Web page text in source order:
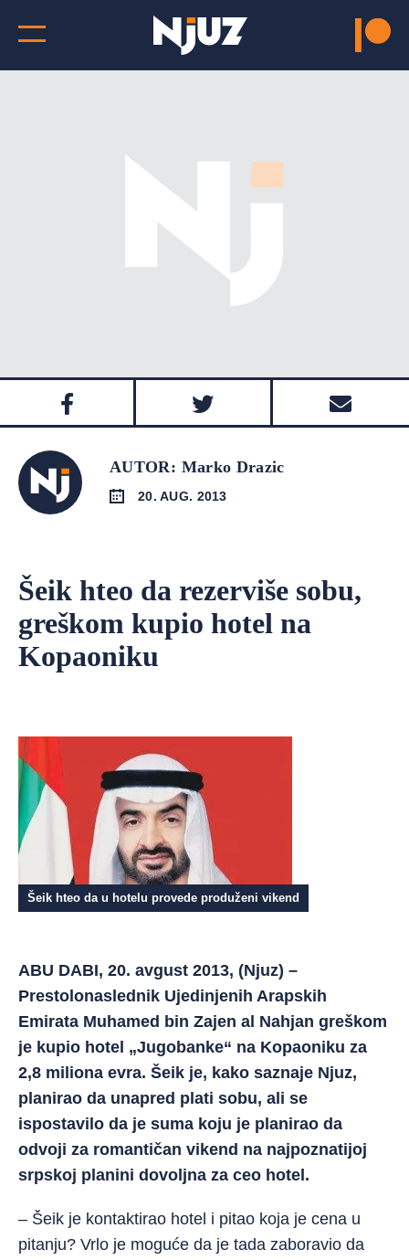
AUTOR: Marko Drazic
20. AUG. 2013
Šeik hteo da rezerviše sobu,
greškom kupio hotel na
Kopaoniku
Šeik hteo da u hotelu provede produženi vikend
ABU DABI, 20. avgust 2013, (Njuz) –
Prestolonaslednik Ujedinjenih Arapskih
Emirata Muhamed bin Zajen al Nahjan greškom
je kupio hotel „Jugobanke“ na Kopaoniku za
2,8 miliona evra. Šeik je, kako saznaje Njuz,
planirao da unapred plati sobu, ali se
ispostavilo da je suma koju je planirao da
odvoji za romantičan vikend na najpoznatijoj
srpskoj planini dovoljna za ceo hotel.
– Šeik je kontaktirao hotel i pitao koja je cena u
pitanju? Vrlo je moguće da je tada zaboravio da